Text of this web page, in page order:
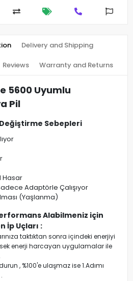
Delivery and Shipping
Reviews Warranty and Returns
5600 Uyumlu
Pil
Sebepleri
Hasar
Adaptörle Çalışıyor
(Yaşlanma)
Alabilmeniz için
İp Uçları :
taktıktan sonra içindeki enerjiyi
enerji harcayan uygulamalar ile
, %100'e ulaşmaz ise 1.Adımı